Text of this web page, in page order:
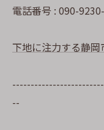
電話番号 : 090-
下地に注力する静岡
--